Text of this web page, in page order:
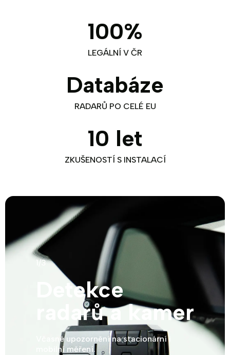
100%
LEGÁLNÍ V ČR
Databáze
RADARŮ PO CELÉ EU
10 let
ZKUŠENOSTÍ S INSTALACÍ
1/3
Detekce
radarů a kamer
Včasné upozornění na stacionární i
mobilní měření.
Předchozí